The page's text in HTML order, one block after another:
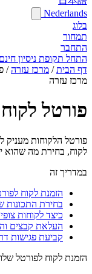
Nederlands
בלוג
תמחור
התחבר
התחל תקופת ניסיון חינם
דף הבית / מרכז עזרה /
מרכז עזרה
פורטל
פורטל הלקוחות מעניק
לקוח, בחירת מה שהוא
במדריך זה
הזמנת לקוח
בחירת התכונות
כיצד לקוחות
העלאת קבצים
קביעת פגישות
הזמנת לקוח לפורטל שלו